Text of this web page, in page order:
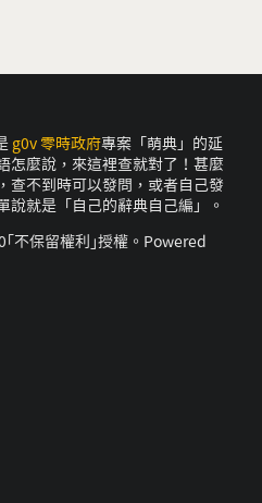
g0v 零時政府專案「萌典」的延
怎麼說，來這裡查就對了！甚麼
查不到時可以發問，或者自己發
說就是「自己的辭典自己編」。
｢不保留權利｣授權。Powered